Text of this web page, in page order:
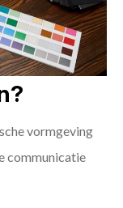
vormgeving
communicatie